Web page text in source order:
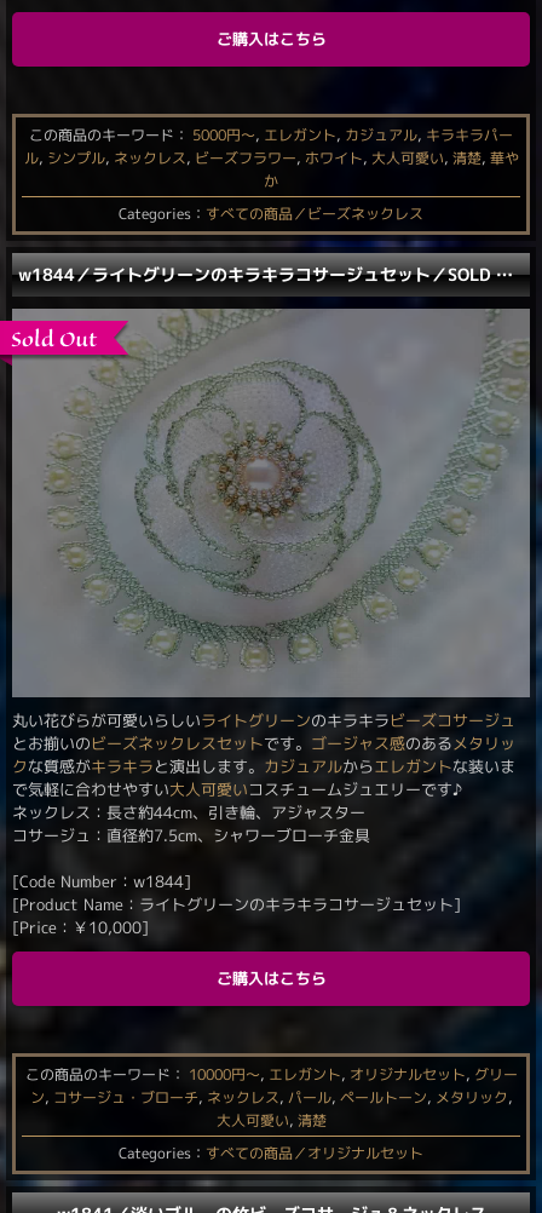
ご購入はこちら
この商品のキーワード： 5000円〜, エレガント, カジュアル, キラキラパー
ル, シンプル, ネックレス, ビーズフラワー, ホワイト, 大人可愛い, 清楚, 華や
か
Categories： すべての商品／ビーズネックレス
w1844／ライトグリーンのキラキラコサージュセット／SOLD OUT
丸い花びらが可愛いらしいライトグリーンのキラキラビーズコサージュ
とお揃いのビーズネックレスセットです。 ゴージャス感のある メタリッ
クな質感がキラキラと演出します。 カジュアルからエレガントな装いま
で気軽に合わせやすい大人可愛いコスチュームジュエリーです♪
ネックレス：長さ約44cm、引き輪、アジャスター
コサージュ：直径約7.5cm、シャワーブローチ金具
[Code Number：w1844]
[Product Name：ライトグリーンのキラキラコサージュセット]
[Price： ￥10,000]
ご購入はこちら
この商品のキーワード： 10000円〜, エレガント, オリジナルセット, グリー
ン, コサージュ・ブローチ, ネックレス, パール, ペールトーン, メタリック,
大人可愛い, 清楚
Categories： すべての商品／オリジナルセット